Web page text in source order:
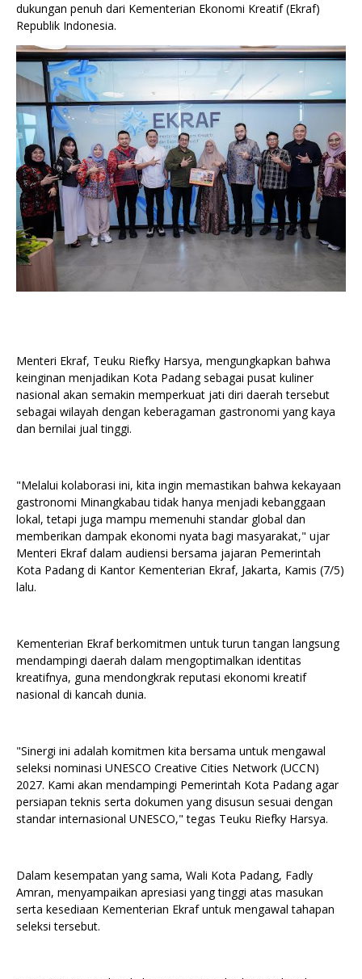
dukungan penuh dari Kementerian Ekonomi Kreatif (Ekraf)
Republik Indonesia.
Menteri Ekraf, Teuku Riefky Harsya, mengungkapkan bahwa
keinginan menjadikan Kota Padang sebagai pusat kuliner
nasional akan semakin memperkuat jati diri daerah tersebut
sebagai wilayah dengan keberagaman gastronomi yang kaya
dan bernilai jual tinggi.
"Melalui kolaborasi ini, kita ingin memastikan bahwa kekayaan
gastronomi Minangkabau tidak hanya menjadi kebanggaan
lokal, tetapi juga mampu memenuhi standar global dan
memberikan dampak ekonomi nyata bagi masyarakat," ujar
Menteri Ekraf dalam audiensi bersama jajaran Pemerintah
Kota Padang di Kantor Kementerian Ekraf, Jakarta, Kamis (7/5)
lalu.
Kementerian Ekraf berkomitmen untuk turun tangan langsung
mendampingi daerah dalam mengoptimalkan identitas
kreatifnya, guna mendongkrak reputasi ekonomi kreatif
nasional di kancah dunia.
"Sinergi ini adalah komitmen kita bersama untuk mengawal
seleksi nominasi UNESCO Creative Cities Network (UCCN)
2027. Kami akan mendampingi Pemerintah Kota Padang agar
persiapan teknis serta dokumen yang disusun sesuai dengan
standar internasional UNESCO," tegas Teuku Riefky Harsya.
Dalam kesempatan yang sama, Wali Kota Padang, Fadly
Amran, menyampaikan apresiasi yang tinggi atas masukan
serta kesediaan Kementerian Ekraf untuk mengawal tahapan
seleksi tersebut.